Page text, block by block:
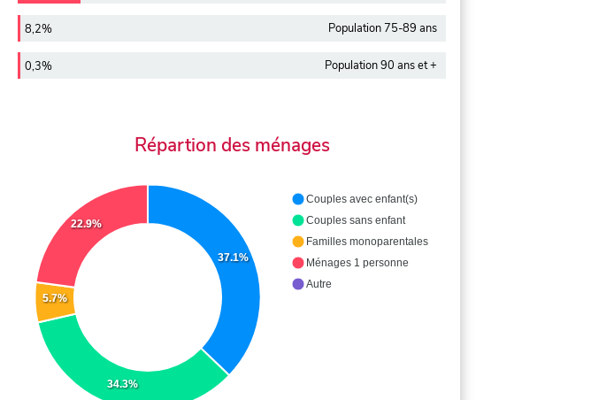
8,2% Population 75-89 ans
0,3% Population 90 ans et +
Répartion des ménages
37.1%
34.3%
5.7%
22.9%
Couples avec enfant(s)
Couples sans enfant
Familles monoparentales
Ménages 1 personne
Autre